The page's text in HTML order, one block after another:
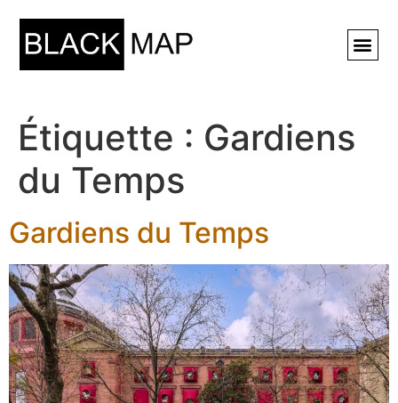
Étiquette : Gardiens
du Temps
Gardiens du Temps